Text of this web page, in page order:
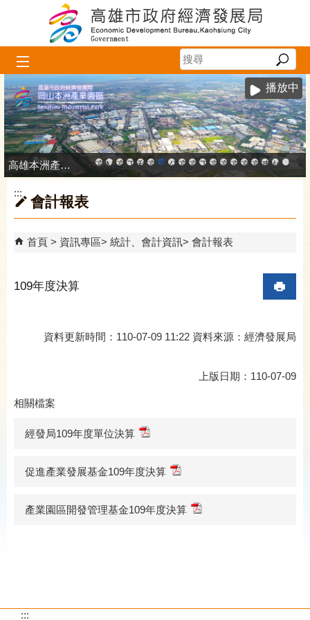
跳到主要內容區塊
播放中
高雄市政府中小企業升級輔導網站
MEGABAY大港創艦
高雄金融科技創新園區
工廠登記線上申辦系統
和發產業園區
高雄工業資訊平台
高雄本洲產業園區服務中心
公司、商業登記主題網
高雄市友善商家
高雄市政府經濟發展局-
工業管線防災教育資
高雄市綠能管理資
高雄市綠能管理
高雄淨零商轉
高雄招商網
高雄會展網
專刊『雄
雄心高
「我
高雄本洲產業園區服務中心
:::
會計報表
首頁 資訊專區 統計、會計資訊 會計報表
109年度決算
資料更新時間：110-07-09 11:22 資料來源：經濟發展局
上版日期：110-07-09
相關檔案
經發局109年度單位決算
促進產業發展基金109年度決算
產業園區開發管理基金109年度決算
:::